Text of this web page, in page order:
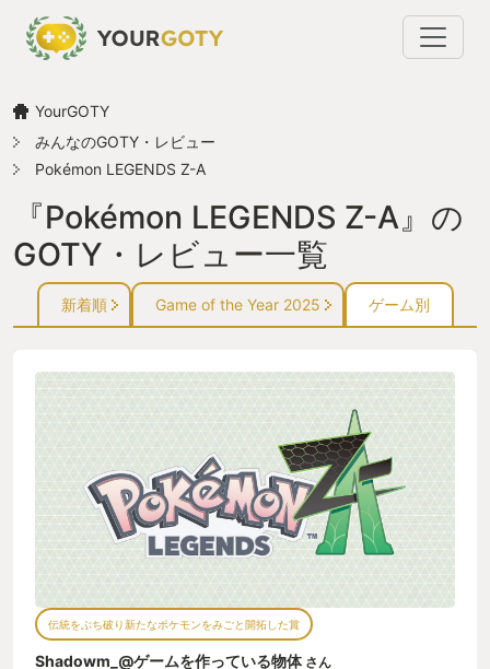
YourGOTY
みんなのGOTY・レビュー
Pokémon LEGENDS Z-A
『Pokémon LEGENDS Z-A』の
GOTY・レビュー一覧
新着順 Game of the Year 2025 ゲーム別
伝統をぶち破り新たなポケモンをみごと開拓した賞
Shadowm_@ゲームを作っている物体さん